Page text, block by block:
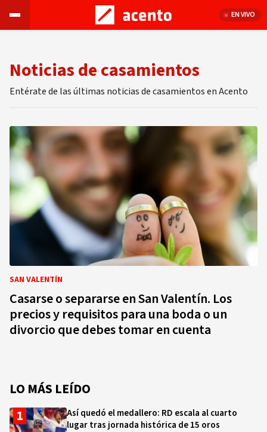
EN VIVO
Noticias de casamientos
Entérate de las últimas noticias de casamientos en Acento
SAN VALENTÍN
Casarse o separarse en San Valentín. Los
precios y requisitos para una boda o un
divorcio que debes tomar en cuenta
LO MÁS LEÍDO
Así quedó el medallero: RD escala al cuarto
lugar tras jornada histórica de 15 oros